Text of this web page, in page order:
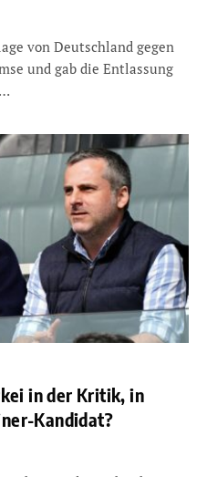
von Deutschland gegen
und gab die Entlassung
in der Kritik, in
Kandidat?